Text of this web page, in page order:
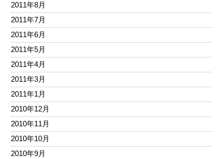
2011年8月
2011年7月
2011年6月
2011年5月
2011年4月
2011年3月
2011年1月
2010年12月
2010年11月
2010年10月
2010年9月